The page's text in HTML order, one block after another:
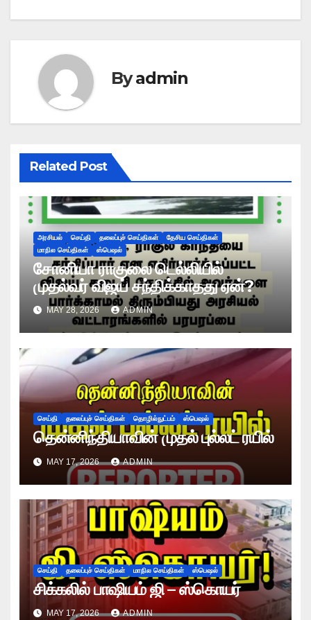
Byadmin
Related Post
அரசியல் செய்தி தலைப்புச் செய்திகள்
தேசிய செய்திகள்
மாநில செய்திகள்
ஸ்பெஷல்
சோனியா ராகுலை டெல்லியில்
முதல்வர் விஜய் சந்திக்காதது ஏன்?
MAY 28, 2026 ADMIN
செய்தி தலைப்புச் செய்திகள் தொழில்நுட்பம் ஸ்பெஷல்
தென்னிந்தியாவின் முதல் புல்லட் ரயில்
MAY 17, 2026 ADMIN
செய்தி தலைப்புச் செய்திகள் மாநில செய்திகள் ஸ்பெஷல்
சிக்கலில் பாஷியம் ஜி – ஸ்கொயர்
MAY 17, 2026 ADMIN